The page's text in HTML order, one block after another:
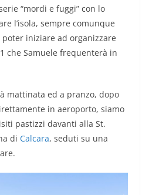
“mordi e fuggi” con lo
l’isola, sempre comunque
iniziare ad organizzare
che Samuele frequenterà in
mattinata ed a pranzo, dopo
in aeroporto, siamo
pastizzi davanti alla St.
di Calcara, seduti su una